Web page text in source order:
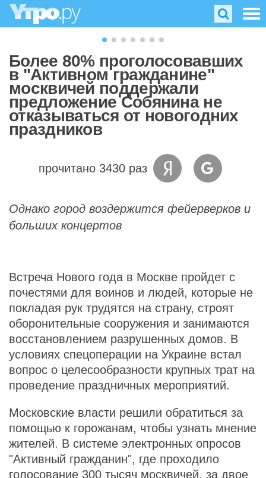
Более 80% проголосовавших
в "Активном гражданине"
москвичей поддержали
предложение Собянина не
отказываться от новогодних
праздников
прочитано 3430 раз
Однако город воздержится фейерверков и
больших концертов
Встреча Нового года в Москве пройдет с
почестями для воинов и людей, которые не
покладая рук трудятся на страну, строят
оборонительные сооружения и занимаются
восстановлением разрушенных домов. В
условиях спецоперации на Украине встал
вопрос о целесообразности крупных трат на
проведение праздничных мероприятий.
Московские власти решили обратиться за
помощью к горожанам, чтобы узнать мнение
жителей. В системе электронных опросов
"Активный гражданин", где проходило
голосование 300 тысяч москвичей, за двое